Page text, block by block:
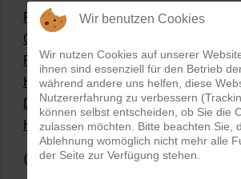
Preise Produktfotografie | Was kosten
Grüne Produktfotos | Wie geht
Produktfotografie?
Hollow Man Fotografie | Darauf
Dateiformate und Bilder mit
Hollowman und Produktfotografie
Google Rezensionen
Wir benutzen Cookies
Wir nutzen Cookies auf unserer
ihnen sind essenziell für den Betrieb
während andere uns helfen, diese
Nutzererfahrung zu verbessern
können selbst entscheiden, ob Sie die
zulassen möchten. Bitte beachten Sie,
Ablehnung womöglich nicht mehr alle
der Seite zur Verfügung stehen.